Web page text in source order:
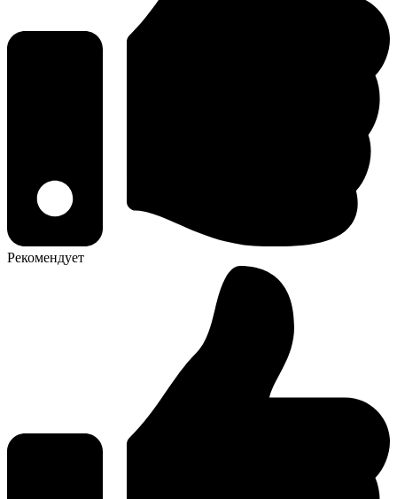
Рекомендует